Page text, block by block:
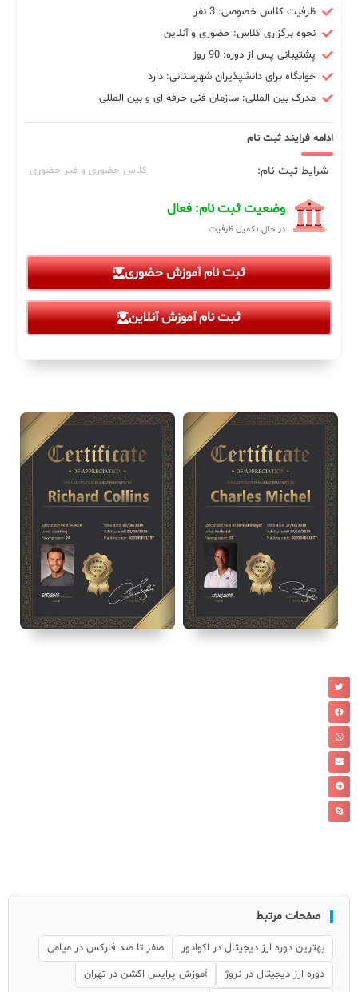
ظرفیت کلاس خصوصی: 3 نفر
نحوه برگزاری کلاس: حضوری و آنلاین
پشتیبانی پس از دوره: 90 روز
خوابگاه برای دانشپذیران شهرستانی: دارد
مدرک بین المللی: سازمان فنی حرفه ای و بین المللی
ادامه فرایند ثبت نام
شرایط ثبت نام: کلاس حضوری و غیر حضوری
وضعیت ثبت نام: فعال
در حال تکمیل ظرفیت
ثبت نام آموزش حضوری
ثبت نام آموزش آنلاین
صفحات مرتبط
بهترین دوره ارز دیجیتال در اکوادور
صفر تا صد فارکس در میامی
دوره ارز دیجیتال در نروژ
آموزش پرایس اکشن در تهران